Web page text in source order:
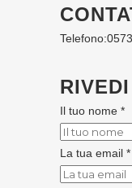
Telefono:
Il tuo nome *
La tua email *